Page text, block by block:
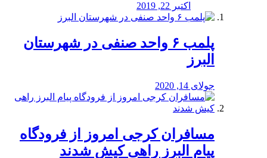
اکتبر 22, 2019
پلمب ۶ واحد صنفی در شهرستان
البرز
جولای 14, 2020
مسافران کرجی امروز از فرودگاه
پیام البرز راهی کیش شدند